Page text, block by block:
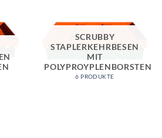
SCRUBBY
STAPLERKEHRBESEN
MIT
POLYPROYPLENBORSTEN
6 PRODUKTE